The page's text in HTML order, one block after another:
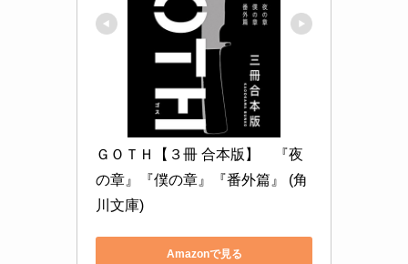
ＧＯＴＨ【３冊 合本版】　『夜
の章』『僕の章』『番外篇』 (角
川文庫)
Amazonで見る